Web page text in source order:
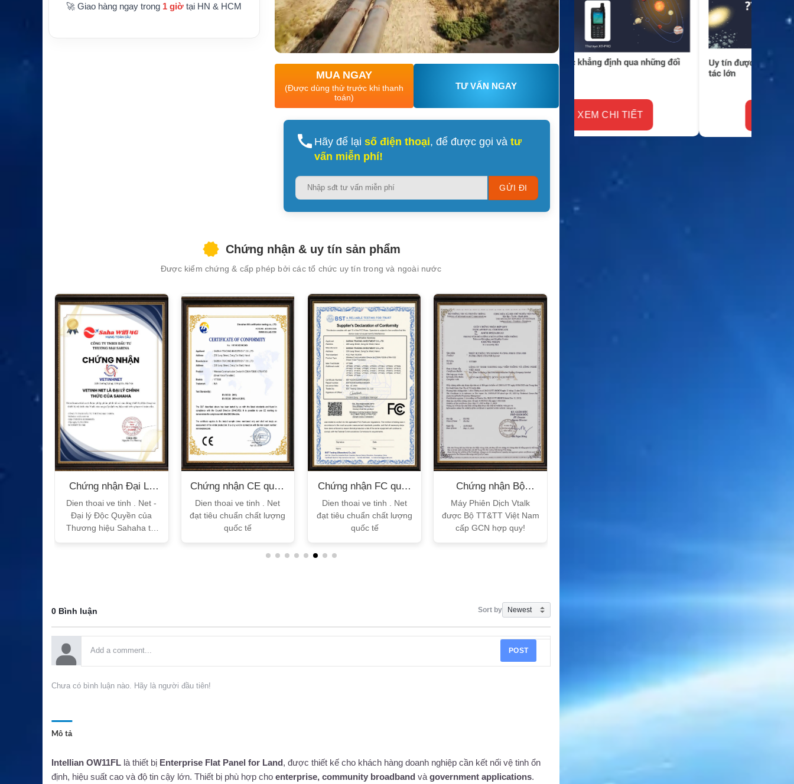
🚀 Giao hàng ngay trong 1 giờ tại HN & HCM
MUA NGAY
(Được dùng thử trước khi thanh
toán)
TƯ VẤN NGAY
Hãy để lại số điện thoại, để được gọi và tư
vấn miễn phí!
Please
this
Chứng nhận & uy tín sản phẩm
Được kiểm chứng & cấp phép bởi các tổ chức uy tín trong và ngoài nước
Chứng nhận Đại Lý
Sahaha
Dien thoai ve tinh . Net -
Đại lý Độc Quyền của
Thương hiệu Sahaha tại
Chứng nhận CE quốc
tế
Dien thoai ve tinh . Net
đạt tiêu chuẩn chất lượng
quốc tế
Chứng nhận FC quốc
tế
Dien thoai ve tinh . Net
đạt tiêu chuẩn chất lượng
quốc tế
Chứng nhận Bộ
TT&TT
Máy Phiên Dịch Vtalk
được Bộ TT&TT Việt Nam
cấp GCN hợp quy!
0 Bình luận Sort by
POST
Chưa có bình luận nào. Hãy là người đầu tiên!
Mô tả
Intellian OW11FL là thiết bị Enterprise Flat Panel for Land, được thiết kế cho khách hàng doanh nghiệp cần kết nối vệ tinh ổn
định, hiệu suất cao và độ tin cậy lớn. Thiết bị phù hợp cho enterprise, community broadband và government applications.
XEM CHI TIẾT